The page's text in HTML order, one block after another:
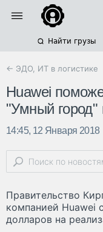
Найти грузы
← ЭДО, ИТ в логистике
Huawei
"Умный город"
14:45, 12 Января 2018
Правительство
компанией Huawei
долларов на